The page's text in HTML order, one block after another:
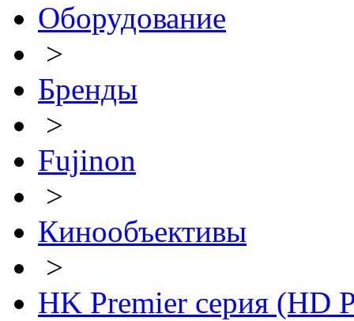
Оборудование
>
Бренды
>
Fujinon
>
Кинообъективы
>
HK Premier серия (HD